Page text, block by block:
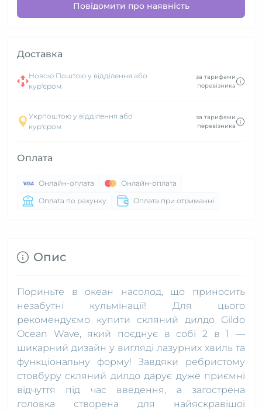
Повідомити про наявність
Доставка
Новою Поштою у відділення або
кур'єром
за тарифами
перевізника
Укрпоштою у відділення або
кур'єром
за тарифами
перевізника
Оплата
Онлайн-оплата
Онлайн-оплата
Оплата по рахунку
Оплата при отриманні
Опис
Пориньте в океан насолод, що приносить
незабутні кульмінації! Для цього
рекомендуємо купити скляний дилдо Gildo
Ocean Wave, який поєднує в собі 2 в 1 —
шикарний дизайн у вигляді лазурних хвиль та
функціональну форму! Завдяки ребристому
стовбуру скляний дилдо дарує дуже приємні
відчуття під час введення, а загострена
головка створена для найяскравішої